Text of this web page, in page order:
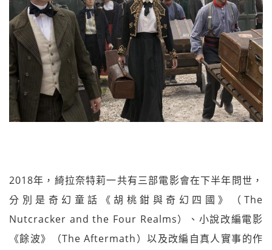
2018年，綺拉奈特莉一共有三部電影會在下半年問世，
分別是奇幻童話《胡桃鉗與奇幻四國》（The
Nutcracker and the Four Realms）、小說改編電影
《餘波》（The Aftermath）以及改編自真人實事的作